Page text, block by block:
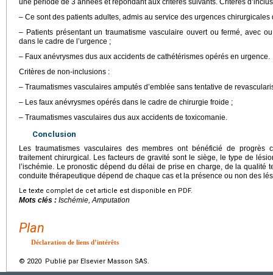
– Ce sont des patients adultes, admis au service des urgences
– Patients présentant un traumatisme vasculaire ouvert ou fermé, avec
dans le cadre de l’urgence ;
– Faux anévrysmes dus aux accidents de cathétérismes opérés en urgence.
Critères de non-inclusions :
– Traumatismes vasculaires amputés d’emblée sans tentative de
– Les faux anévrysmes opérés dans le cadre de chirurgie froide ;
– Traumatismes vasculaires dus aux accidents de toxicomanie.
Conclusion
Les traumatismes vasculaires des membres ont bénéficié de progrès
traitement chirurgical. Les facteurs de gravité sont le siège, le type de
l’ischémie. Le pronostic dépend du délai de prise en charge, de la qualité
conduite thérapeutique dépend de chaque cas et la présence ou non des
Le texte complet de cet article est disponible en PDF.
Mots clés : Ischémie, Amputation
Plan
Déclaration de liens d’intérêts
© 2020 Publié par Elsevier Masson SAS.